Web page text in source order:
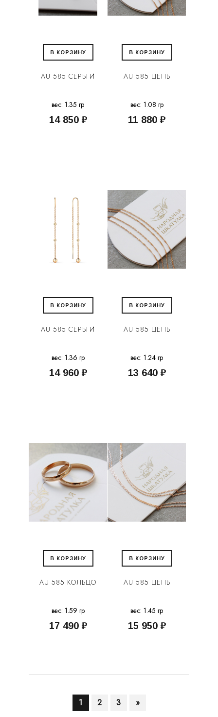
В КОРЗИНУ
AU 585 СЕРЬГИ
вес: 1.35 гр
14 850 ₽
В КОРЗИНУ
AU 585 ЦЕПЬ
вес: 1.08 гр
11 880 ₽
В КОРЗИНУ
AU 585 СЕРЬГИ
вес: 1.36 гр
14 960 ₽
В КОРЗИНУ
AU 585 ЦЕПЬ
вес: 1.24 гр
13 640 ₽
В КОРЗИНУ
AU 585 КОЛЬЦО
вес: 1.59 гр
17 490 ₽
В КОРЗИНУ
AU 585 ЦЕПЬ
вес: 1.45 гр
15 950 ₽
1 2 3 »